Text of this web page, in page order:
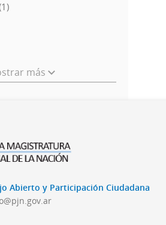
más
Abierto y Participación Ciudadana